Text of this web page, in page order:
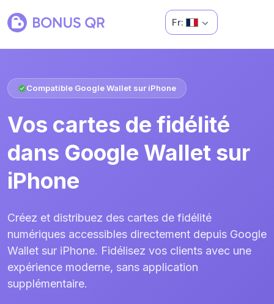
Fr:
Compatible Google Wallet sur iPhone
Vos cartes de fidélité
dans Google Wallet sur
iPhone
Créez et distribuez des cartes de fidélité
numériques accessibles directement depuis Google
Wallet sur iPhone. Fidélisez vos clients avec une
expérience moderne, sans application
supplémentaire.